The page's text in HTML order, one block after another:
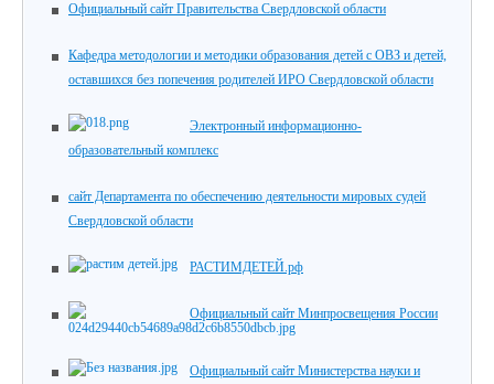
Официальный сайт Правительства Свердловской области
Кафедра методологии и методики образования детей с ОВЗ и детей,
оставшихся без попечения родителей ИРО Свердловской области
Электронный информационно-
образовательный комплекс
сайт Департамента по обеспечению деятельности мировых судей
Свердловской области
РАСТИМДЕТЕЙ.рф
Официальный сайт Минпросвещения России
Официальный сайт Министерства науки и